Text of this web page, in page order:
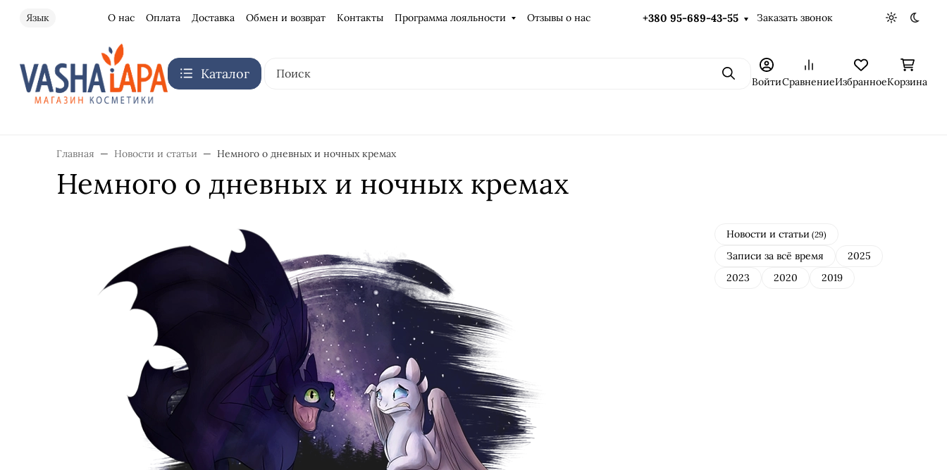
Язык О нас Оплата Доставка Обмен и возврат Контакты Программа лояльности Отзывы о нас +380 95-689-43-55 Заказать звонок Светлая
Каталог ПоискВойтиСравнениеИзбранноеКорзина
Главная Новости и статьи Немного о дневных и ночных кремах
Немного о дневных и ночных кремах
Новости и статьи (29)
Записи за всё время
2025
2023
2020 2019